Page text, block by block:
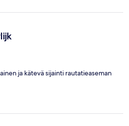
ja kätevä sijainti rautatieaseman